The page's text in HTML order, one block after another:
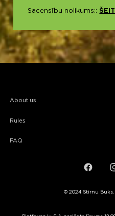
Sacensību nolikums::
About us
Rules
FAQ
© 2024 Stirnu